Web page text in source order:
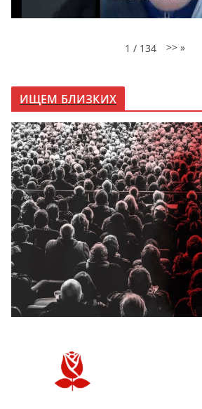
1 / 134 >> »
ИЩЕМ БЛИЗКИХ